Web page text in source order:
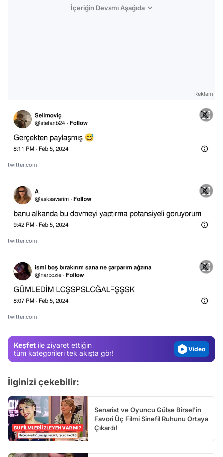
İçeriğin Devamı Aşağıda
Reklam
twitter.com
twitter.com
twitter.com
Keşfet ile ziyaret ettiğin
tüm kategorileri tek akışta gör!
Test
Video
İlginizi çekebilir:
Senarist ve Oyuncu Gülse Birsel'in
Favori Üç Filmi Sinefil Ruhunu Ortaya
Çıkardı!